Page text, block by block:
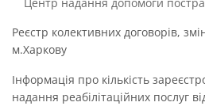
Реєстр колективних договорів,
м.Харкову
Інформація про кількість
надання реабілітаційних послуг